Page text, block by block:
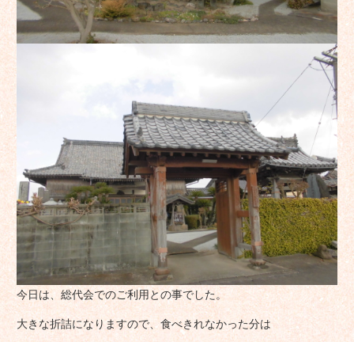
今日は、総代会でのご利用との事でした。
大きな折詰になりますので、食べきれなかった分は